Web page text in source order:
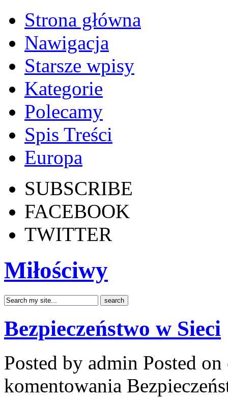
Strona główna
Nawigacja
Starsze wpisy
Kategorie
Polecamy
Spis Treści
Europa
SUBSCRIBE
FACEBOOK
TWITTER
Miłościwy
Bezpieczeństwo w Sieci
Posted by admin Posted
komentowania